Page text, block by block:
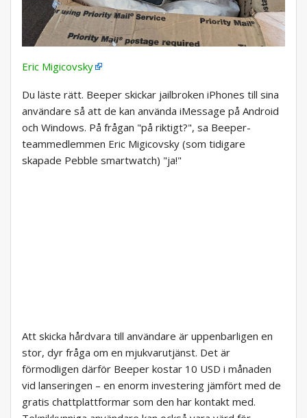
Eric Migicovsky
Du läste rätt. Beeper skickar jailbroken iPhones till sina
användare så att de kan använda iMessage på Android
och Windows. På frågan "på riktigt?", sa Beeper-
teammedlemmen Eric Migicovsky (som tidigare
skapade Pebble smartwatch) "ja!"
Att skicka hårdvara till användare är uppenbarligen en
stor, dyr fråga om en mjukvarutjänst. Det är
förmodligen därför Beeper kostar 10 USD i månaden
vid lanseringen – en enorm investering jämfört med de
gratis chattplattformar som den har kontakt med.